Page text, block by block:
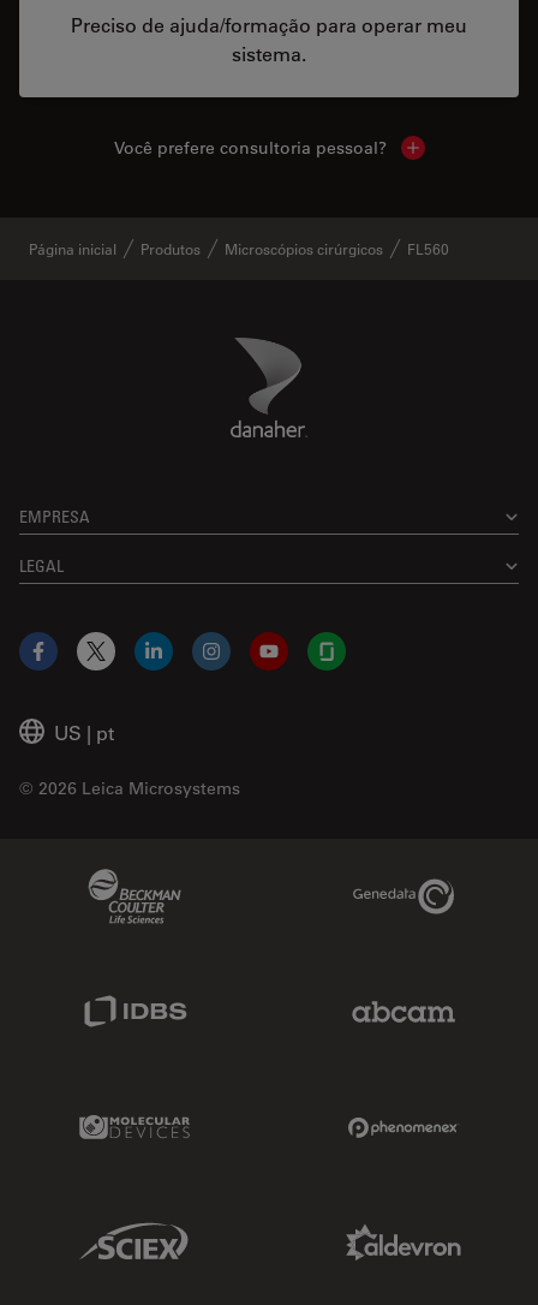
Preciso de ajuda/formação para operar meu
sistema.
Você prefere consultoria pessoal? Show local
Página inicial Produtos Microscópios cirúrgicos FL560
Danaher Logo
EMPRESA
LEGAL
US | pt
© 2026 Leica Microsystems
Facebook
X LinkedInInstagramYouTubeGlassdoor
Genedata Link
Molecular Devices Link
Sciex Link